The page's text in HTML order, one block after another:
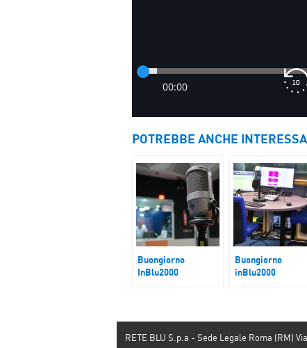
POTREBBE ANCHE
Buongiorno
InBlu2000
Buongiorno
inBlu2000
RETE BLU S.p.a - Sede Legale Roma (RM)